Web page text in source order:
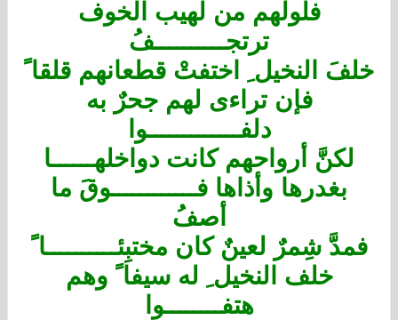
فلولهم من لهيب الخوف
ترتجــــــــــفُ
خلفَ النخيل ِ اختفتْ قطعانهم قلقا ً
فإن تراءى لهم جحرٌ به
دلفـــــــــــــوا
لكنَّ أرواحهم كانت دواخلهــــــا
بغدرها وأذاها فــــــــــــوقَ ما
أصفُ
فمدَّ شِمرٌ لعينٌ كان مختبِئــــــــــا ً
خلف النخيل ِ له سيفا ً وهم
هتفــــــــوا